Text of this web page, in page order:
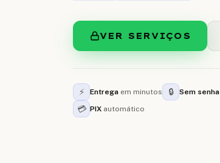
VER SERVIÇOS
⚡ Entrega em minutos 🔒 Sem senha
💳 PIX automático